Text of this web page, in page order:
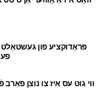
פּראָדוקציע פון געשטאַלט
ווי גוט עס איז צו נוצן